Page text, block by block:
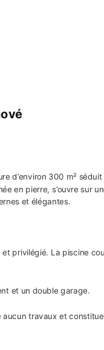
d’environ 300 m²
en pierre, s’ouvre sur
et élégantes.
privilégié. La piscine
et un double garage.
travaux et